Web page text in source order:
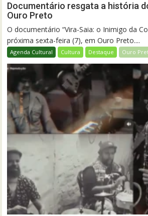
Documentário resgata a história
Ouro Preto
O documentário “Vira-Saia: o Inimigo da
próxima sexta-feira (7), em Ouro Preto....
Agenda Cultural Cultura Destaque Ouro